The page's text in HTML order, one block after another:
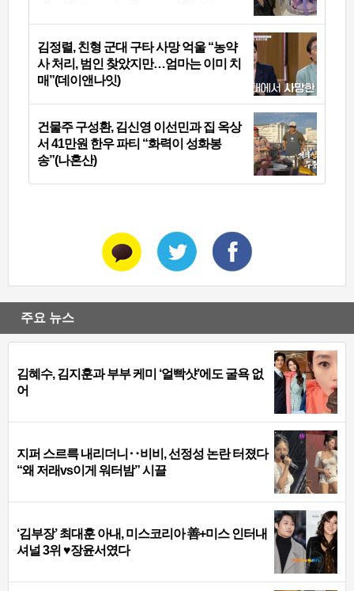
김정렬, 친형 군대 구타 사망 억울 “농약
사 처리, 범인 찾았지만…엄마는 이미 치
매”(데이앤나잇)
건물주 구성환, 김신영 이선민과 집 옥상
서 41만원 한우 파티 “화력이 성화봉
송”(나혼산)
주요 뉴스
김혜수, 김지훈과 부부 케미 ‘얼빡샷’에도 굴욕 없
어
지퍼 스르륵 내리더니‥비비, 선정성 논란 터졌다
“왜 저래vs이게 워터밤” 시끌
‘김부장’ 최대훈 아내, 미스코리아 善+미스 인터내
셔널 3위 ♥장윤서였다